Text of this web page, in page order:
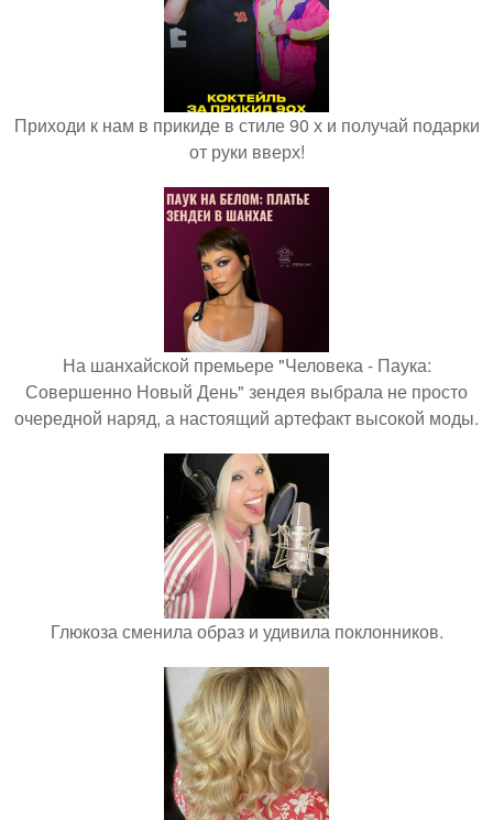
Приходи к нам в прикиде в стиле 90 х и получай подарки
от руки вверх!
На шанхайской премьере "Человека - Паука:
Совершенно Новый День" зендея выбрала не просто
очередной наряд, а настоящий артефакт высокой моды.
Глюкоза сменила образ и удивила поклонников.